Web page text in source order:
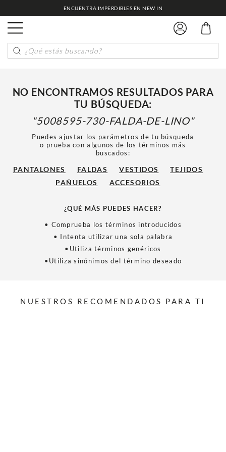
ENCUENTRA IMPERDIBLES EN NEW IN
¿Qué estás buscando?
NO ENCONTRAMOS RESULTADOS PARA
TU BÚSQUEDA:
5008595-730-FALDA-DE-LINO
Puedes ajustar los parámetros de tu búsqueda
o prueba con algunos de los términos más
buscados:
PANTALONES FALDAS VESTIDOS
TEJIDOS
PAÑUELOS
ACCESORIOS
¿QUÉ MÁS PUEDES HACER?
• Comprueba los términos introducidos
• Intenta utilizar una sola palabra
•Utiliza términos genéricos
•Utiliza sinónimos del término deseado
NUESTROS RECOMENDADOS PARA TI